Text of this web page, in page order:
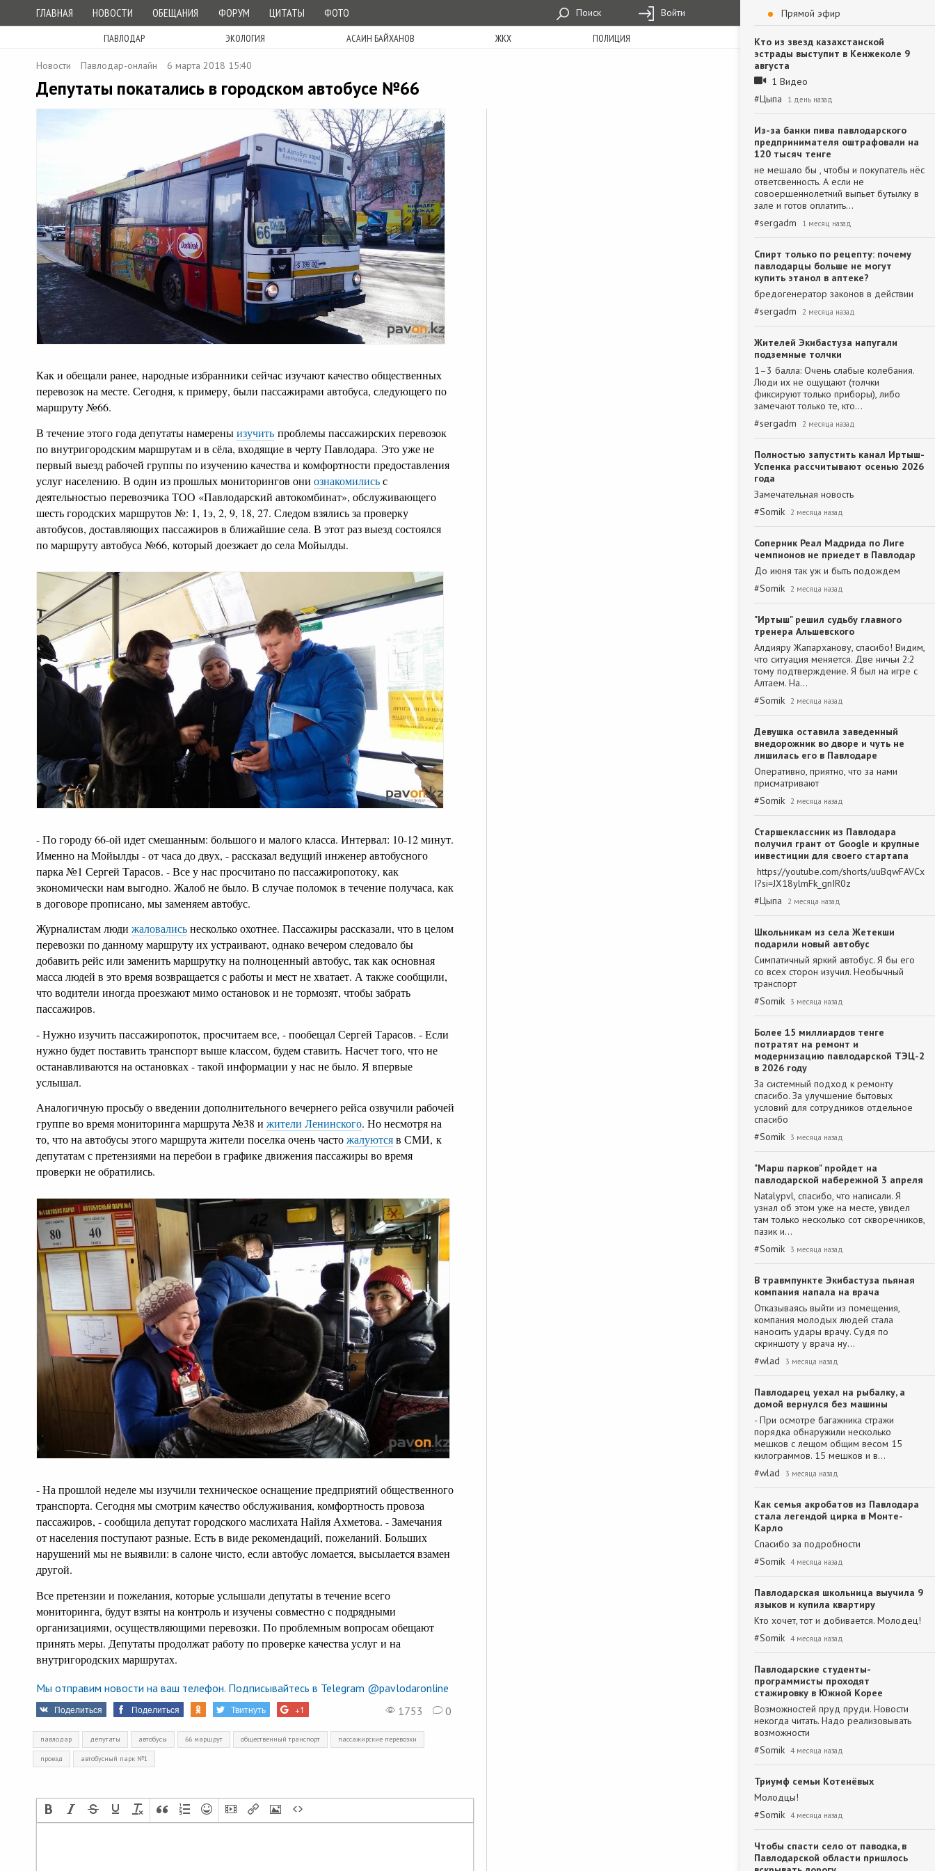
ГЛАВНАЯ НОВОСТИ ОБЕЩАНИЯ ФОРУМ ЦИТАТЫ ФОТО Поиск Войти
ПАВЛОДАР ЭКОЛОГИЯ АСАИН БАЙХАНОВ ЖКХ ПОЛИЦИЯ
Новости Павлодар-онлайн 6 марта 2018 15:40
Депутаты покатались в городском автобусе №66
Как и обещали ранее, народные избранники сейчас изучают качество общественных
перевозок на месте. Сегодня, к примеру, были пассажирами автобуса, следующего по
маршруту №66.
В течение этого года депутаты намереныизучить проблемы пассажирских перевозок
по внутригородским маршрутам и в сёла, входящие в черту Павлодара. Это уже не
первый выезд рабочей группы по изучению качества и комфортности предоставления
услуг населению. В один из прошлых мониторингов они ознакомилисьс
деятельностью перевозчика ТОО «Павлодарский автокомбинат», обслуживающего
шесть городских маршрутов №: 1, 1э, 2, 9, 18, 27. Следом взялись за проверку
автобусов, доставляющих пассажиров в ближайшие села. В этот раз выезд состоялся
по маршруту автобуса №66, который доезжает до села Мойылды.
- По городу 66-ой идет смешанным: большого и малого класса. Интервал: 10-12 минут.
Именно на Мойылды - от часа до двух, - рассказал ведущий инженер автобусного
парка №1 Сергей Тарасов. - Все у нас просчитано по пассажиропотоку, как
экономически нам выгодно. Жалоб не было. В случае поломок в течение получаса, как
в договоре прописано, мы заменяем автобус.
Журналистам люди жаловалисьнесколько охотнее. Пассажиры рассказали, что в целом
перевозки по данному маршруту их устраивают, однако вечером следовало бы
добавить рейс или заменить маршрутку на полноценный автобус, так как основная
масса людей в это время возвращается с работы и мест не хватает. А также сообщили,
что водители иногда проезжают мимо остановок и не тормозят, чтобы забрать
пассажиров.
-Нужно изучить пассажиропоток, просчитаем все, - пообещал Сергей Тарасов. - Если
нужно будет поставить транспорт выше классом, будем ставить. Насчет того, что не
останавливаются на остановках - такой информации у нас не было. Я впервые
услышал.
Аналогичную просьбу о введении дополнительного вечернего рейса озвучили рабочей
группе во время мониторинга маршрута №38 и жители Ленинского. Но несмотря на
то, что на автобусы этого маршрута жители поселка очень частожалуютсяв СМИ, к
депутатам с претензиями на перебои в графике движения пассажиры во время
проверки не обратились.
- На прошлой неделе мы изучили техническое оснащение предприятий общественного
транспорта. Сегодня мы смотрим качество обслуживания, комфортность провоза
пассажиров, - сообщила депутат городского маслихата Найля Ахметова. - Замечания
от населения поступают разные. Есть в виде рекомендаций, пожеланий. Больших
нарушений мы не выявили: в салоне чисто, если автобус ломается, высылается взамен
другой.
Все претензии и пожелания, которые услышали депутаты в течение всего
мониторинга, будут взяты на контроль и изучены совместно с подрядными
организациями, осуществляющими перевозки. По проблемным вопросам обещают
принять меры. Депутаты продолжат работу по проверке качества услуг и на
внутригородских маршрутах.
Мы отправим новости на ваш телефон. Подписывайтесь в Telegram @pavlodaronline
Поделиться Поделиться Твитнуть +1 1753 0
павлодар депутаты автобусы 66 маршрут общественный транспорт пассажирские перевозки
проезд автобусный парк №1
Прямой эфир
Кто из звезд казахстанской
эстрады выступит в Кенжеколе 9
августа
1 Видео
#Цыпа 1 день назад
Из-за банки пива павлодарского
предпринимателя оштрафовали на
120 тысяч тенге
не мешало бы , чтобы и покупатель нёс
ответсвенность. А если не
совоершеннолетний выпьет бутылку в
зале и готов оплатить…
#sergadm 1 месяц назад
Спирт только по рецепту: почему
павлодарцы больше не могут
купить этанол в аптеке?
бредогенератор законов в действии
#sergadm 2 месяца назад
Жителей Экибастуза напугали
подземные толчки
1–3 балла: Очень слабые колебания.
Люди их не ощущают (толчки
фиксируют только приборы), либо
замечают только те, кто…
#sergadm 2 месяца назад
Полностью запустить канал Иртыш-
Успенка рассчитывают осенью 2026
года
Замечательная новость
#Somik 2 месяца назад
Соперник Реал Мадрида по Лиге
чемпионов не приедет в Павлодар
До июня так уж и быть подождем
#Somik 2 месяца назад
"Иртыш" решил судьбу главного
тренера Альшевского
Алдияру Жапарханову, спасибо! Видим,
что ситуация меняется. Две ничьи 2:2
тому подтверждение. Я был на игре с
Алтаем. На…
#Somik 2 месяца назад
Девушка оставила заведенный
внедорожник во дворе и чуть не
лишилась его в Павлодаре
Оперативно, приятно, что за нами
присматривают
#Somik 2 месяца назад
Старшеклассник из Павлодара
получил грант от Google и крупные
инвестиции для своего стартапа
https://youtube.com/shorts/uuBqwFAVCx
I?si=JX18ylmFk_gnIR0z
#Цыпа 2 месяца назад
Школьникам из села Жетекши
подарили новый автобус
Симпатичный яркий автобус. Я бы его
со всех сторон изучил. Необычный
транспорт
#Somik 3 месяца назад
Более 15 миллиардов тенге
потратят на ремонт и
модернизацию павлодарской ТЭЦ-2
в 2026 году
За системный подход к ремонту
спасибо. За улучшение бытовых
условий для сотрудников отдельное
спасибо
#Somik 3 месяца назад
"Марш парков" пройдет на
павлодарской набережной 3 апреля
Natalypvl, спасибо, что написали. Я
узнал об этом уже на месте, увидел
там только несколько сот скворечников,
пазик и…
#Somik 3 месяца назад
В травмпункте Экибастуза пьяная
компания напала на врача
Отказываясь выйти из помещения,
компания молодых людей стала
наносить удары врачу. Судя по
скриншоту у врача ну…
#wlad 3 месяца назад
Павлодарец уехал на рыбалку, а
домой вернулся без машины
- При осмотре багажника стражи
порядка обнаружили несколько
мешков с лещом общим весом 15
килограммов. 15 мешков и в…
#wlad 3 месяца назад
Как семья акробатов из Павлодара
стала легендой цирка в Монте-
Карло
Спасибо за подробности
#Somik 4 месяца назад
Павлодарская школьница выучила 9
языков и купила квартиру
Кто хочет, тот и добивается. Молодец!
#Somik 4 месяца назад
Павлодарские студенты-
программисты проходят
стажировку в Южной Корее
Возможностей пруд пруди. Новости
некогда читать. Надо реализовывать
возможности
#Somik 4 месяца назад
Триумф семьи Котенёвых
Молодцы!
#Somik 4 месяца назад
Чтобы спасти село от паводка, в
Павлодарской области пришлось